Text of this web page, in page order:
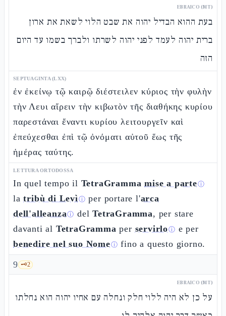
EBRAICO (MT)
בעת ההוא הבדיל יהוה את שבט הלוי לשאת את ארון
ברית יהוה לעמד לפני יהוה לשרתו ולברך בשמו עד היום
הזה
SEPTUAGINTA (LXX)
ἐν ἐκείνῳ τῷ καιρῷ διέστειλεν κύριος τὴν φυλὴν
τὴν Λευι αἴρειν τὴν κιβωτὸν τῆς διαθήκης κυρίου
παρεστάναι ἔναντι κυρίου λειτουργεῖν καὶ
ἐπεύχεσθαι ἐπὶ τῷ ὀνόματι αὐτοῦ ἕως τῆς
ἡμέρας ταύτης.
LETTURA ORTODOSSA
In quel tempo il TetraGramma mise a parteⓘ
latribù di Levìⓘ per portare l'arca
dell'alleanzaⓘ delTetraGramma, per stare
davanti al TetraGramma per servirloⓘ e per
benedire nel suo Nomeⓘ fino a questo giorno.
9 🗝️2
EBRAICO (MT)
על כן לא היה ללוי חלק ונחלה עם אחיו יהוה הוא נחלתו